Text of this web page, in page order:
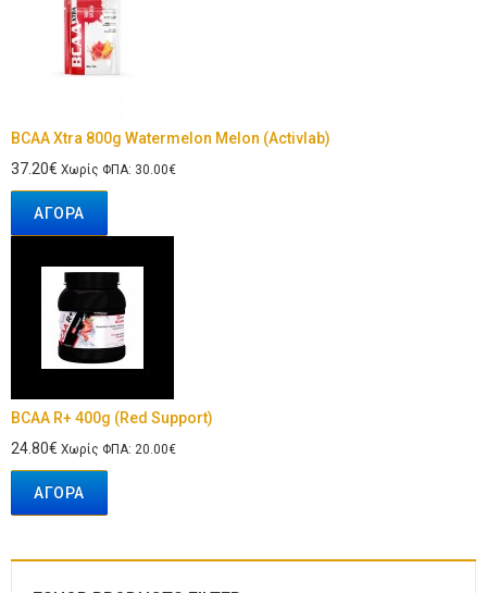
BCAA Xtra 800g Watermelon Melon (Activlab)
37.20€ Χωρίς ΦΠΑ: 30.00€
ΑΓΟΡΆ
BCAA R+ 400g (Red Support)
24.80€ Χωρίς ΦΠΑ: 20.00€
ΑΓΟΡΆ